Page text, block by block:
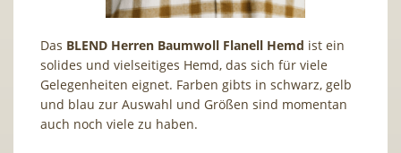
Das BLEND Herren Baumwoll Flanell Hemd ist ein
solides und vielseitiges Hemd, das sich für viele
Gelegenheiten eignet. Farben gibts in schwarz, gelb
und blau zur Auswahl und Größen sind momentan
auch noch viele zu haben.